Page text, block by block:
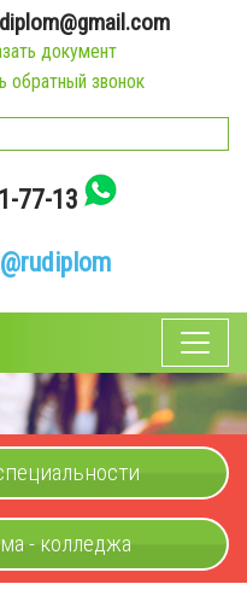
документ
обратный звонок
77-13
@rudiplom
- колледжа